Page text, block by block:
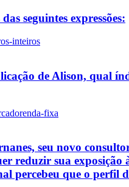
seguintes expressões:
inteiros
de Alison, qual
renda-fixa
seu novo
reduzir sua exposição
percebeu que o perfil